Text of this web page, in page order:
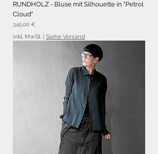
RUNDHOLZ - Bluse mit Silhouette in "Petrol
Cloud"
Preis
345,00 €
inkl. MwSt. Siehe Versand